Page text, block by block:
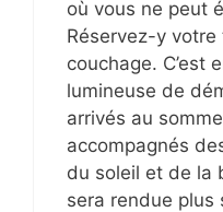
où vous ne peut
Réservez-y
couchage. C’est
lumineuse de
arrivés au
accompagnés
du soleil et de la
sera rendue plus